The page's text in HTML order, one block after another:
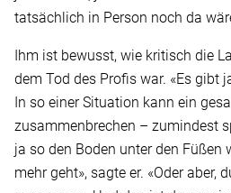
tatsächlich in Person noch da
Ihm ist bewusst, wie kritisch die
dem Tod des Profis war. «Es gibt
In so einer Situation kann ein
zusammenbrechen – zumindest
ja so den Boden unter den Füßen
mehr geht», sagte er. «Oder aber,